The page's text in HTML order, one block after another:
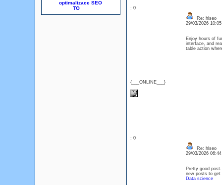
optimalizace SEO
: 0
{___ONLINE___}
Re: hlseo
29/03/2026
Enjoy hours of
interface, and
table action
: 0
Re: hlseo
29/03/2026
Pretty good
new posts to
Data science